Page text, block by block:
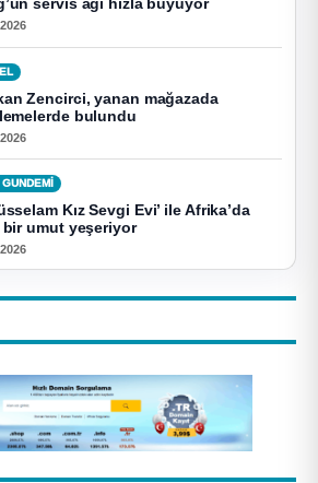
servis ağı hızla büyüyor
Zencirci, yanan mağazada
bulundu
Kız Sevgi Evi’ ile Afrika’da
umut yeşeriyor